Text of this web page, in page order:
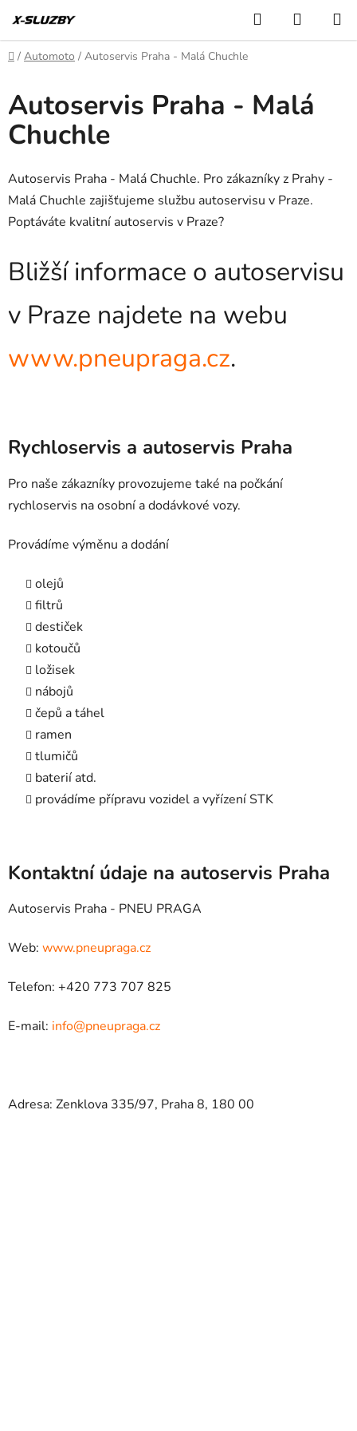
na
obsah
Hledat
KOŠÍK
Domů
/ Automoto / Autoservis Praha - Malá Chuchle
Autoservis Praha - Malá
Chuchle
Autoservis Praha - Malá Chuchle. Pro zákazníky z Prahy -
Malá Chuchle zajišťujeme službu autoservisu v Praze.
Poptáváte kvalitní autoservis v Praze?
Bližší informace o autoservisu
v Praze najdete na webu
www.pneupraga.cz.
Rychloservis a autoservis Praha
Pro naše zákazníky provozujeme také na počkání
rychloservis na osobní a dodávkové vozy.
Provádíme výměnu a dodání
olejů
filtrů
destiček
kotoučů
ložisek
nábojů
čepů a táhel
ramen
tlumičů
baterií atd.
provádíme přípravu vozidel a vyřízení STK
Kontaktní údaje na autoservis Praha
Autoservis Praha - PNEU PRAGA
Web: www.pneupraga.cz
Telefon: +420 773 707 825
E-mail: info@pneupraga.cz
Adresa: Zenklova 335/97, Praha 8, 180 00